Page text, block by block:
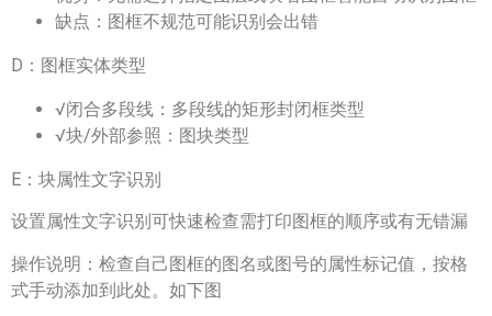
缺点：图框不规范可能识别会出错
D：图框实体类型
√闭合多段线：多段线的矩形封闭框类型
√块/外部参照：图块类型
E：块属性文字识别
设置属性文字识别可快速检查需打印图框的顺序或有无错漏
操作说明：检查自己图框的图名或图号的属性标记值，按格
式手动添加到此处。如下图